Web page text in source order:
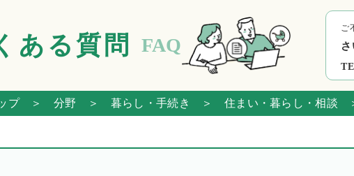
ある質問 FAQ
ご
プ＞ 分野 ＞ 暮らし・手続き ＞ 住まい・暮らし・相談